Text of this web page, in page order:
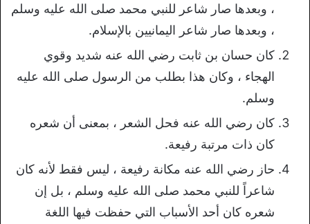
، وبعدها صار شاعر للنبي محمد صلى الله عليه وسلم
، وبعدها صار شاعر اليمانيين بالإسلام.
كان حسان بن ثابت رضي الله عنه شديد وقوي
الهجاء ، وكان هذا بطلب من الرسول صلى الله عليه
وسلم.
كان رضي الله عنه فحل الشعر ، بمعنى أن شعره
كان ذات مرتبة رفيعة.
حاز رضي الله عنه مكانة رفيعة ، ليس فقط لأنه كان
شاعراً للنبي محمد صلى الله عليه وسلم ، بل إن
شعره كان أحد الأسباب التي حفظت فيها اللغة